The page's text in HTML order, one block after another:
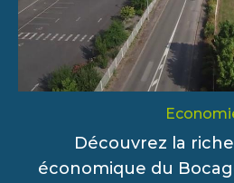
Découvrez la
économique du